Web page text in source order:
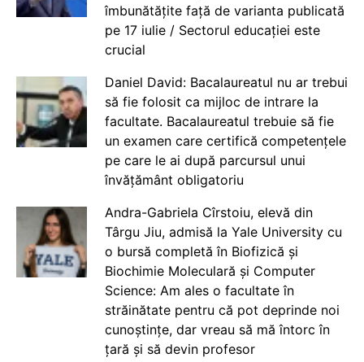
îmbunătățite față de varianta publicată
pe 17 iulie / Sectorul educației este
crucial
Daniel David: Bacalaureatul nu ar trebui
să fie folosit ca mijloc de intrare la
facultate. Bacalaureatul trebuie să fie
un examen care certifică competențele
pe care le ai după parcursul unui
învățământ obligatoriu
Andra-Gabriela Cîrstoiu, elevă din
Târgu Jiu, admisă la Yale University cu
o bursă completă în Biofizică și
Biochimie Moleculară și Computer
Science: Am ales o facultate în
străinătate pentru că pot deprinde noi
cunoștințe, dar vreau să mă întorc în
țară și să devin profesor